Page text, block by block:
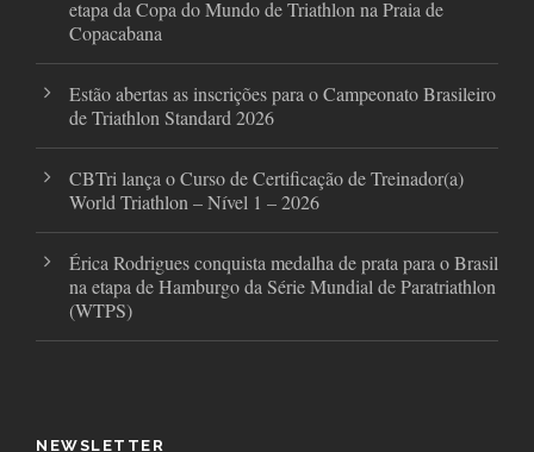
etapa da Copa do Mundo de Triathlon na Praia de
Copacabana
Estão abertas as inscrições para o Campeonato Brasileiro
de Triathlon Standard 2026
CBTri lança o Curso de Certificação de Treinador(a)
World Triathlon – Nível 1 – 2026
Érica Rodrigues conquista medalha de prata para o Brasil
na etapa de Hamburgo da Série Mundial de Paratriathlon
(WTPS)
NEWSLETTER